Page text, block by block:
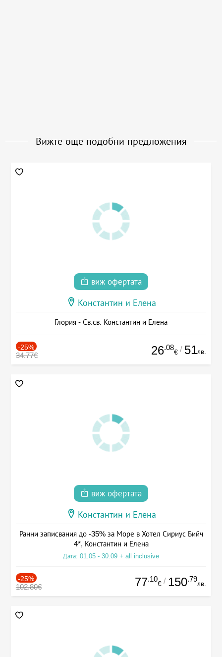
Вижте още подобни предложения
виж офертата
Константин и Елена
Глория - Св.св. Константин и Елена
-25%
34.77€ 26.08
€ / 51лв.
виж офертата
Константин и Елена
Ранни записвания до -35% за Море в Хотел Сириус Бийч
4*, Константин и Елена
Дата: 01.05 - 30.09 + all inclusive
-25%
102.80€ 77.10
€ / 150.79
лв.